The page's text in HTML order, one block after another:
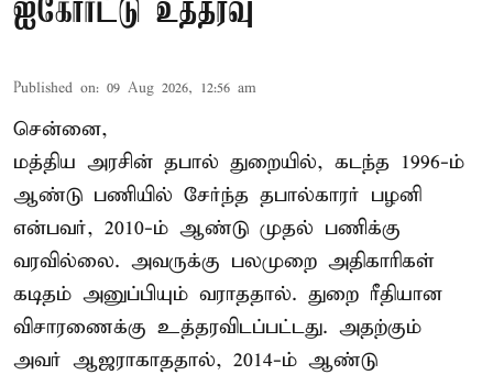
ஐகோர்ட்டு உத்தரவு
Published on: 09 Aug 2026, 12:56 am
சென்னை,
மத்திய அரசின் தபால் துறையில், கடந்த 1996-ம்
ஆண்டு பணியில் சேர்ந்த தபால்காரர் பழனி
என்பவர், 2010-ம் ஆண்டு முதல் பணிக்கு
வரவில்லை. அவருக்கு பலமுறை அதிகாரிகள்
கடிதம் அனுப்பியும் வராததால். துறை ரீதியான
விசாரணைக்கு உத்தரவிடப்பட்டது. அதற்கும்
அவர் ஆஜராகாததால், 2014-ம் ஆண்டு